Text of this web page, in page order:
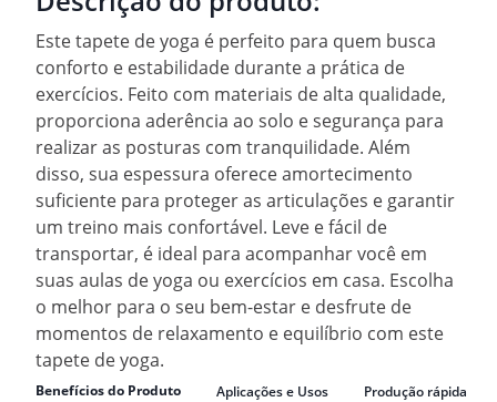
Este tapete de yoga é perfeito para quem busca
conforto e estabilidade durante a prática de
exercícios. Feito com materiais de alta qualidade,
proporciona aderência ao solo e segurança para
realizar as posturas com tranquilidade. Além
disso, sua espessura oferece amortecimento
suficiente para proteger as articulações e garantir
um treino mais confortável. Leve e fácil de
transportar, é ideal para acompanhar você em
suas aulas de yoga ou exercícios em casa. Escolha
o melhor para o seu bem-estar e desfrute de
momentos de relaxamento e equilíbrio com este
tapete de yoga.
Benefícios do Produto Aplicações e Usos Produção rápida